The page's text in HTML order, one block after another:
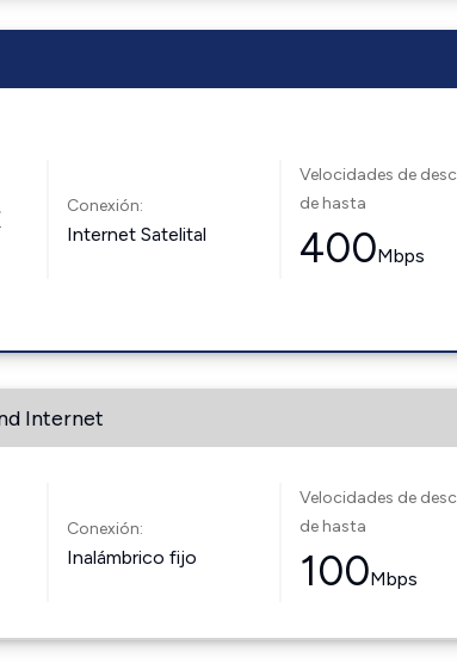
Conexión:
Internet Satelital
Velocidades de
de hasta
400Mbps
Internet
Conexión:
Inalámbrico fijo
Velocidades de
de hasta
100Mbps